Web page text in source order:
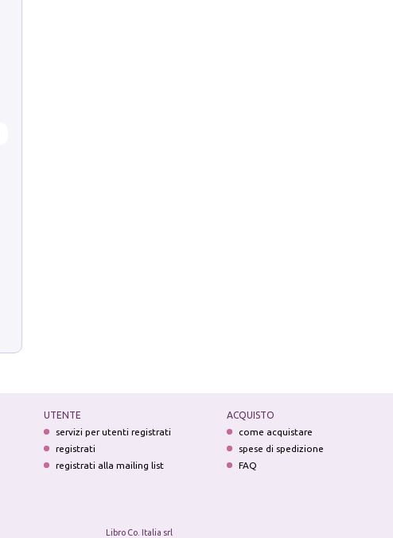
UTENTE
servizi per utenti registrati
registrati
registrati alla mailing list
ACQUISTO
come acquistare
spese di spedizione
FAQ
Libro Co. Italia srl